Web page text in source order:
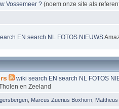
Vossemeer ? (noem onze site als
EN search NL FOTOS NIEUWS
wiki search EN search NL FOTOS
en Zeeland
Marcus Zuerius Boxhorn